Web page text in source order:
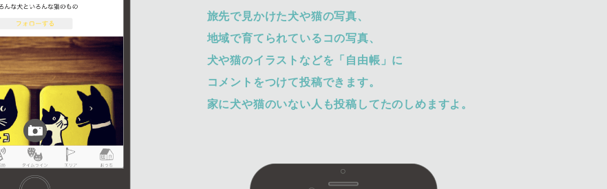
旅先で見かけた犬や猫の写真、
地域で育てられているコの写真、
犬や猫のイラストなどを「自由帳」に
コメントをつけて投稿できます。
家に犬や猫のいない人も投稿してたのしめますよ。